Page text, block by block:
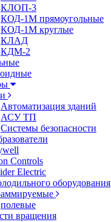
КЛОП-3
КОД-1М прямоугольные
КОД-1М круглые
КЛАД
КДМ-2
Автоматизация зданий
АСУ ТП
Системы безопасности
Controls
Electric
оборудования
полевые
вращения